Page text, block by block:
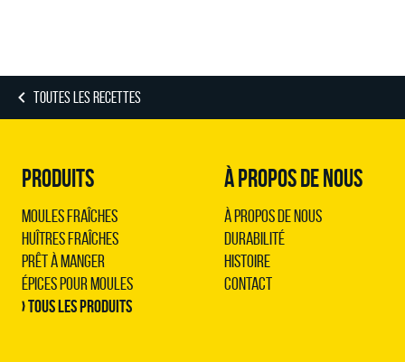
TOUTES LES RECETTES
PRODUITS
Moules Fraîches
Huîtres Fraîches
Prêt à Manger
Épices pour Moules
› Tous les produits
À PROPOS DE NOUS
À propos de nous
Durabilité
Histoire
Contact